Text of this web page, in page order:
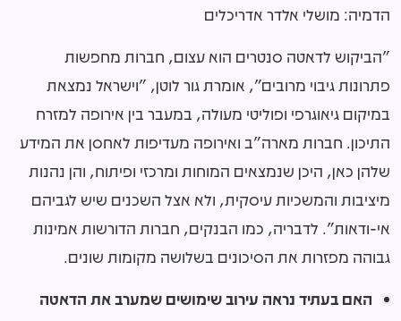
הדמיה: מושלי אלדר אדריכלים
"הביקוש לדאטה סנטרים הוא עצום, חברות מחפשות
פתרונות גיבוי מרובים", אומרת גור לוטן, "וישראל נמצאת
במיקום גיאוגרפי ופוליטי מעולה, במעבר בין אירופה למזרח
התיכון. חברות מארה"ב ואירופה מעדיפות לאחסן את המידע
שלהן כאן, היכן שנמצאים המוחות ומרכזי ופיתוח, והן נהנות
מיציבות והמשכיות עיסקית, ולא אצל השכנים שיש לגביהם
אי-ודאות". לדבריה, כמו הבנקים, חברות הדורשות אמינות
גבוהה מפזרות את הסיכונים בשלושה מקומות שונים.
האם בעתיד נראה עירוב שימושים שמערב את הדאטה